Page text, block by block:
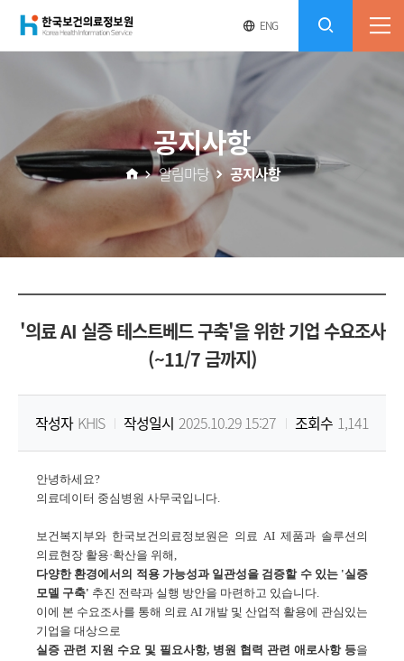
(재)
보
건
의
료
보
Korea
Health
Information
Service
ENG영
사
기
전
기
전
체
공지사항
알림마당 공지사항
'의료 AI 실증 테스트베드 구축'을 위한 기업 수요조사
(~11/7 금까지)
작성자 KHIS 작성일시 2025.10.29 15:27 조회수 1,141
안녕하세요?
의료데이터 중심병원 사무국입니다.
보건복지부와 한국보건의료정보원은 의료 AI 제품과 솔루션의
의료현장 활용·확산을 위해,
다양한 환경에서의 적용 가능성과 일관성을 검증할 수 있는 '실증
모델 구축' 추진 전략과 실행 방안을 마련하고 있습니다.
이에 본 수요조사를 통해 의료 AI 개발 및 산업적 활용에 관심있는
기업을 대상으로
실증 관련 지원 수요 및 필요사항, 병원 협력 관련 애로사항 등을